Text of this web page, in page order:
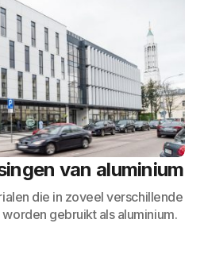
van aluminium
die in zoveel verschillende
gebruikt als aluminium.